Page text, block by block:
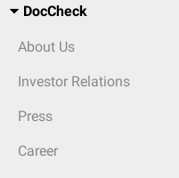
DocCheck
About Us
Investor Relations
Press
Career